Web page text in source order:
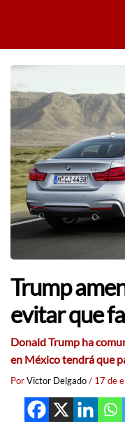
Trump
evitar que
Donald Trump ha
en México tendrá que
PorVictor Delgado/ 17 de